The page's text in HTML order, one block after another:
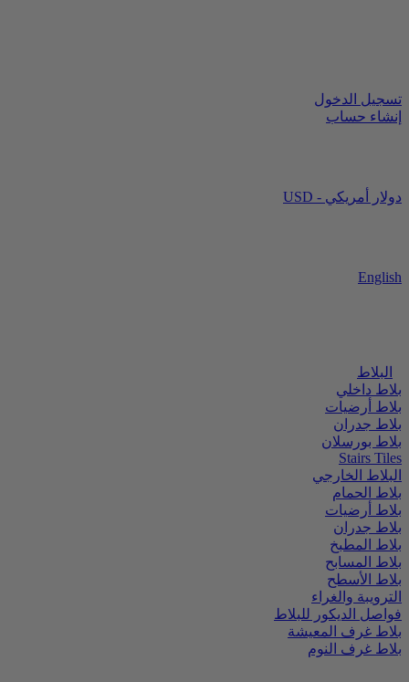
تسجيل الدخول
إنشاء حساب
USD - دولار أمريكي
English
البلاط
بلاط داخلي
بلاط أرضيات
بلاط جدران
بلاط بورسلان
Stairs Tiles
البلاط الخارجي
بلاط الحمام
بلاط أرضيات
بلاط جدران
بلاط المطبخ
بلاط المسابح
بلاط الأسطح
الترويبة والغراء
فواصل الديكور للبلاط
بلاط غرف المعيشة
بلاط غرف النوم